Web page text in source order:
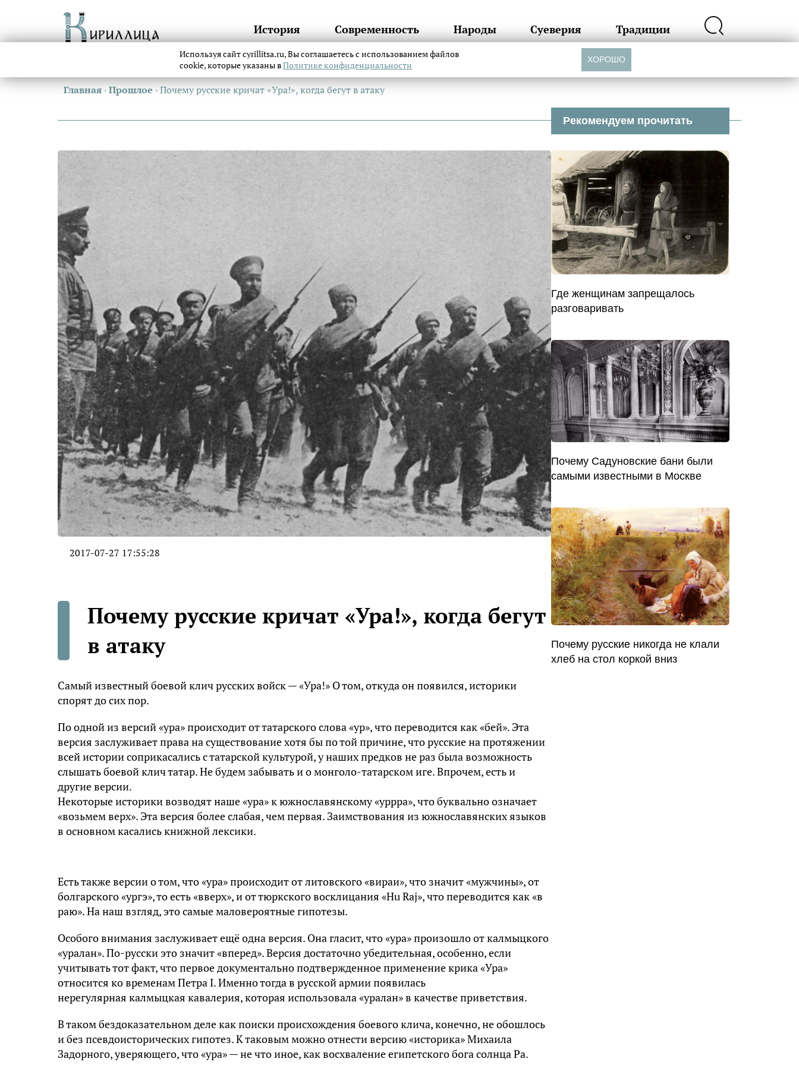
История Современность Народы Суеверия Традиции
Главная ›Прошлое ›Почему русские кричат «Ура!», когда бегут в атаку
2017-07-27 17:55:28
Почему русские кричат «Ура!», когда бегут
в атаку
Самый известный боевой клич русских войск — «Ура!» О том, откуда он появился, историки
спорят до сих пор.
По одной из версий «ура» происходит от татарского слова «ур», что переводится как «бей». Эта
версия заслуживает права на существование хотя бы по той причине, что русские на протяжении
всей истории соприкасались с татарской культурой, у наших предков не раз была возможность
слышать боевой клич татар. Не будем забывать и о монголо-татарском иге. Впрочем, есть и
другие версии.
Некоторые историки возводят наше «ура» к южнославянскому «уррра», что буквально означает
«возьмем верх». Эта версия более слабая, чем первая. Заимствования из южнославянских языков
в основном касались книжной лексики.
Есть также версии о том, что «ура» происходит от литовского «вираи», что значит «мужчины», от
болгарского «ургэ», то есть «вверх», и от тюркского восклицания «Hu Raj», что переводится как «в
раю». На наш взгляд, это самые маловероятные гипотезы.
Особого внимания заслуживает ещё одна версия. Она гласит, что «ура» произошло от калмыцкого
«уралан». По-русски это значит «вперед». Версия достаточно убедительная, особенно, если
учитывать тот факт, что первое документально подтвержденное применение крика «Ура»
относится ко временам Петра I. Именно тогда в русской армии появилась
нерегулярная калмыцкая кавалерия, которая использовала «уралан» в качестве приветствия.
В таком бездоказательном деле как поиски происхождения боевого клича, конечно, не обошлось
и без псевдоисторических гипотез. К таковым можно отнести версию «историка» Михаила
Задорного, уверяющего, что «ура» — не что иное, как восхваление египетского бога солнца Ра.
Рекомендуем прочитать
Где женщинам запрещалось
разговаривать
Почему Садуновские бани были
самыми известными в Москве
Почему русские никогда не клали
хлеб на стол коркой вниз
Используя сайт cyrillitsa.ru, Вы соглашаетесь с использованием файлов
cookie, которые указаны вПолитике конфиденциальности ХОРОШО